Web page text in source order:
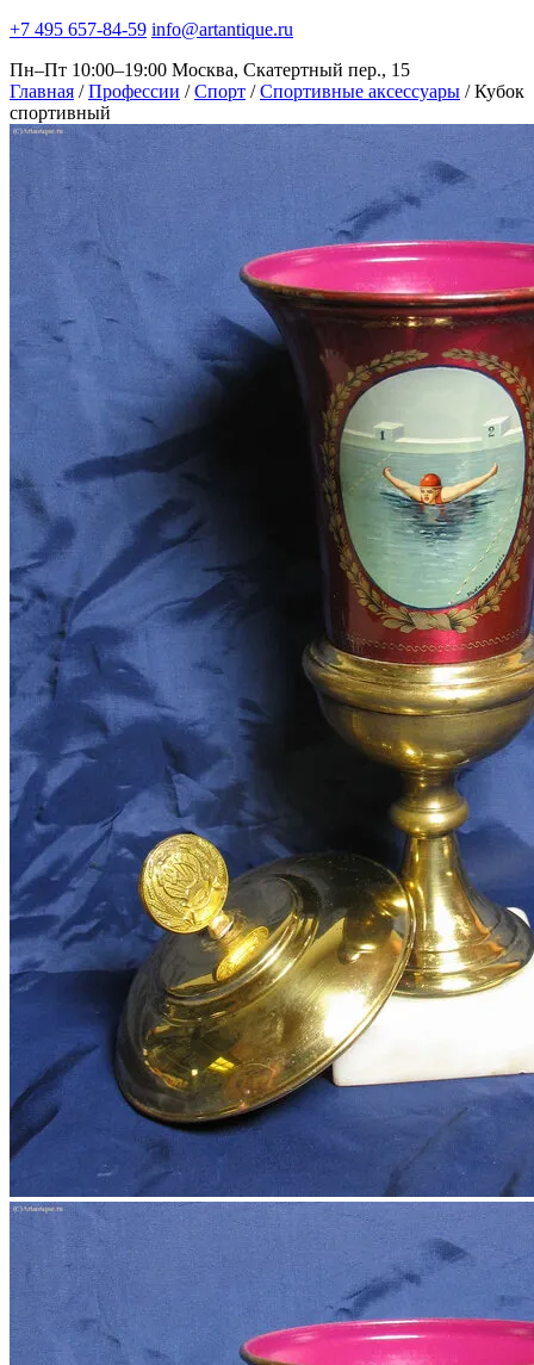
+7 495 657-84-59 info@artantique.ru
Пн–Пт 10:00–19:00 Москва, Скатертный пер., 15
Главная / Профессии / Спорт / Спортивные аксессуары / Кубок
спортивный